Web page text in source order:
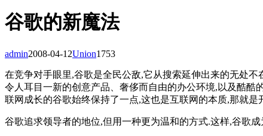
谷歌的新魔法
admin2008-04-12Union1753
在竞争对手眼里,谷歌是全民公敌,它从搜索延伸出来的无处
令人耳目一新的创意产品、奢侈而自由的办公环境,以及酷酷
联网成长的谷歌始终保持了一点,这也是互联网的本质,那就
谷歌追求领导者的地位,但用一种更为温和的方式.这样,谷歌